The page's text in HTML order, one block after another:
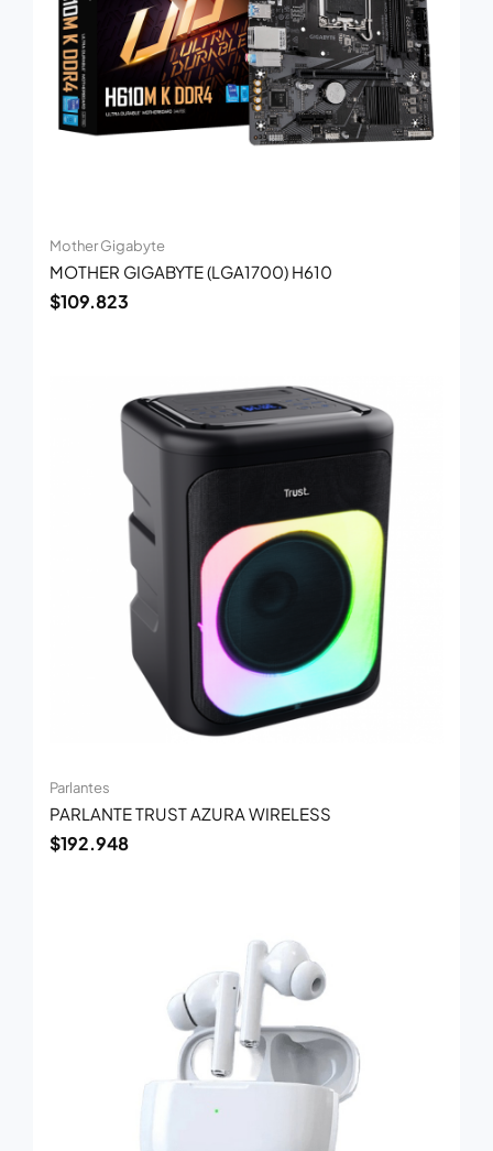
Mother Gigabyte
MOTHER GIGABYTE (LGA1700) H610
$109.823
Parlantes
PARLANTE TRUST AZURA WIRELESS
$192.948